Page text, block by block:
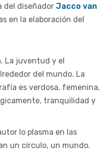
del diseñador Jacco van
en la elaboración del
La juventud y el
del mundo. La
es verdosa, femenina,
tranquilidad y
lo plasma en las
un círculo, un mundo.